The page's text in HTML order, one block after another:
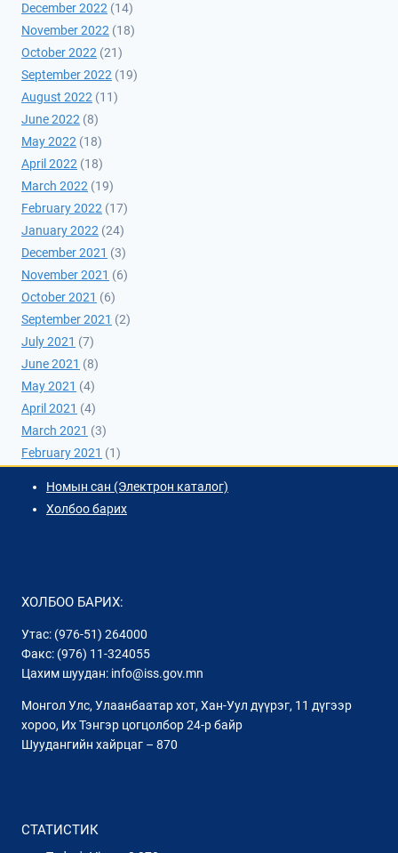
December 2022 (14)
November 2022 (18)
October 2022 (21)
September 2022 (19)
August 2022 (11)
June 2022 (8)
May 2022 (18)
April 2022 (18)
March 2022 (19)
February 2022 (17)
January 2022 (24)
December 2021 (3)
November 2021 (6)
October 2021 (6)
September 2021 (2)
July 2021 (7)
June 2021 (8)
May 2021 (4)
April 2021 (4)
March 2021 (3)
February 2021 (1)
Номын сан (Электрон каталог)
Холбоо барих
ХОЛБОО БАРИХ:
Утас: (976-51) 264000
Факс: (976) 11-324055
Цахим шуудан: info@iss.gov.mn
Монгол Улс, Улаанбаатар хот, Хан-Уул дүүрэг, 11 дүгээр
хороо, Их Тэнгэр цогцолбор 24-р байр
Шуудангийн хайрцаг – 870
СТАТИСТИК